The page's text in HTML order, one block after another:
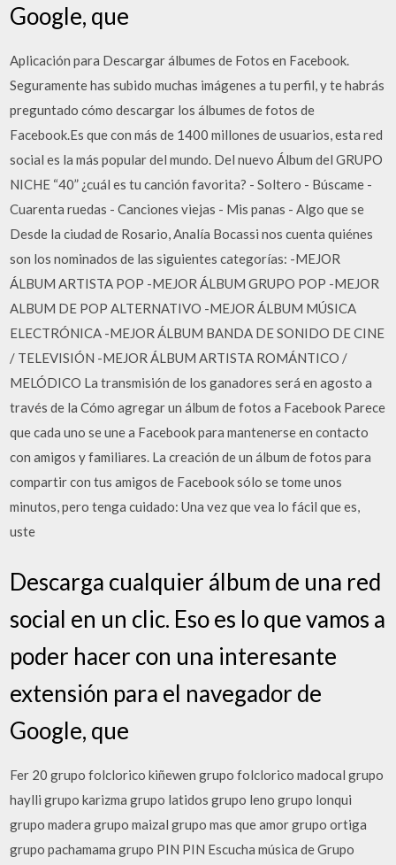
Google, que
Aplicación para Descargar álbumes de Fotos en Facebook.
Seguramente has subido muchas imágenes a tu perfil, y te habrás
preguntado cómo descargar los álbumes de fotos de
Facebook.Es que con más de 1400 millones de usuarios, esta red
social es la más popular del mundo. Del nuevo Álbum del GRUPO
NICHE “40” ¿cuál es tu canción favorita? - Soltero - Búscame -
Cuarenta ruedas - Canciones viejas - Mis panas - Algo que se
Desde la ciudad de Rosario, Analía Bocassi nos cuenta quiénes
son los nominados de las siguientes categorías: -MEJOR
ÁLBUM ARTISTA POP -MEJOR ÁLBUM GRUPO POP -MEJOR
ALBUM DE POP ALTERNATIVO -MEJOR ÁLBUM MÚSICA
ELECTRÓNICA -MEJOR ÁLBUM BANDA DE SONIDO DE CINE
/ TELEVISIÓN -MEJOR ÁLBUM ARTISTA ROMÁNTICO /
MELÓDICO La transmisión de los ganadores será en agosto a
través de la Cómo agregar un álbum de fotos a Facebook Parece
que cada uno se une a Facebook para mantenerse en contacto
con amigos y familiares. La creación de un álbum de fotos para
compartir con tus amigos de Facebook sólo se tome unos
minutos, pero tenga cuidado: Una vez que vea lo fácil que es,
uste
Descarga cualquier álbum de una red
social en un clic. Eso es lo que vamos a
poder hacer con una interesante
extensión para el navegador de
Google, que
Fer 20 grupo folclorico kiñewen grupo folclorico madocal grupo
haylli grupo karizma grupo latidos grupo leno grupo lonqui
grupo madera grupo maizal grupo mas que amor grupo ortiga
grupo pachamama grupo PIN PIN Escucha música de Grupo